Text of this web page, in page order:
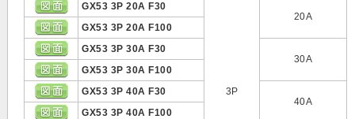
3P
GX53 3P 20A F30
20A
GX53 3P 20A F100
GX53 3P 30A F30
30A
GX53 3P 30A F100
GX53 3P 40A F30
40A
GX53 3P 40A F100